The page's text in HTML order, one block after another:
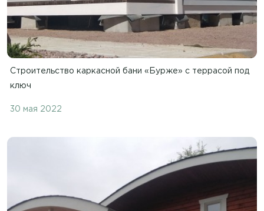
Строительство каркасной бани «Бурже» с террасой под
ключ
30 мая 2022